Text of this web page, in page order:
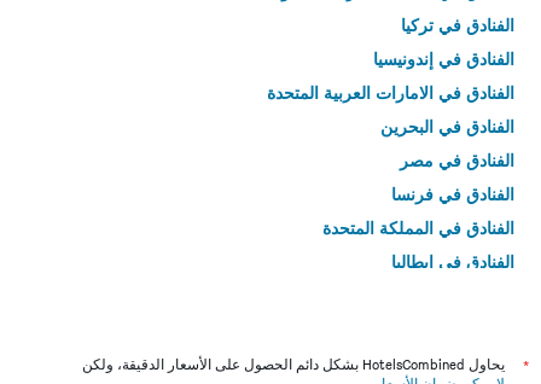
الفنادق في تركيا
الفنادق في إندونيسيا
الفنادق في الامارات العربية المتحدة
الفنادق في البحرين
الفنادق في مصر
الفنادق في فرنسا
الفنادق في المملكة المتحدة
الفنادق في إيطاليا
*
يحاول HotelsCombined بشكل دائم الحصول على الأسعار الدقيقة، ولكن